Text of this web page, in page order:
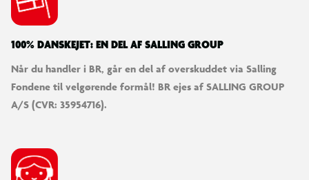
100% DANSKEJET: EN DEL AF SALLING GROUP
Når du handler i BR, går en del af overskuddet via Salling
Fondene til velgørende formål! BR ejes af SALLING GROUP
A/S (CVR: 35954716).